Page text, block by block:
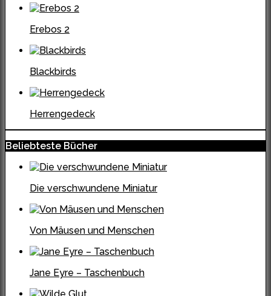
Erebos 2
Blackbirds
Herrengedeck
Beliebteste Bücher
Die verschwundene Miniatur
Von Mäusen und Menschen
Jane Eyre – Taschenbuch